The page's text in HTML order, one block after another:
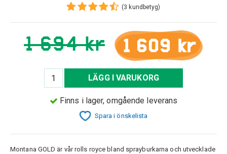
(3 kundbetyg)
1 694 kr 1 609 kr
LÄGG I VARUKORG
Finns i lager, omgående leverans
Spara i önskelista
Montana GOLD är vår rolls royce bland sprayburkarna och utvecklade